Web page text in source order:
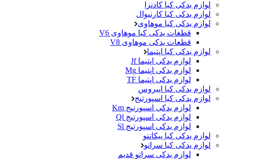
لوازم یدکی کیا کادنزا
لوازم یدکی کیا کارنیوال
لوازم یدکی کیا موهاوی
قطعات یدکی کیا موهاوی V6
قطعات یدکی موهاوی V8
لوازم یدکی کیا اپتیما
لوازم یدکی اپتیما Jf
لوازم یدکی اپتیما Mg
لوازم یدکی اپتیما TF
لوازم یدکی کیا اپیروس
لوازم یدکی کیا اسپورتیج
لوازم یدکی اسپورتیج Km
لوازم یدکی اسپورتیج Ql
لوازم یدکی اسپورتیج Sl
لوازم یدکی کیا پیکانتو
لوازم یدکی کیا سراتو
لوازم یدکی سراتو قدیم